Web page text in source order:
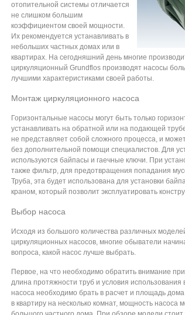
отопительной системы отличается
не слишком большим
коэффициентом своей мощности.
Их рекомендуется устанавливать в
небольших частных домах или в
квартирах. На сегодняшний день многие
циркуляционный Grundflos производят насосы
лучшими характеристиками своей работы.
Монтаж циркуляционного насоса
Горизонтальные насосы могут быть только
устанавливать на обратной или на подающей
не представляет собой сложного процесса, и
без дополнительной помощи специалистов. Для
используются байпасы и гаечные ключи. При
также фильтр, для предотвращения попадания
Труба, эта будет использована для установки
краном, который позволит эксплуатировать
Выбор насоса
Исходя из большого количества различных
циркуляционных насосов, многие обыватели
вопроса, какой насос лучше выбрать.
Первое, на что необходимо обратить внимание
длина протяжности труб и условия
насоса необходимо брать в расчет и площадь
в квартиру на несколько комнат, мощность